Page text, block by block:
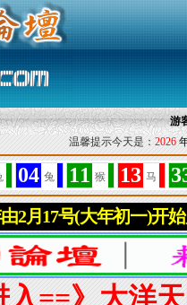
游
温馨提示今天是： 2026